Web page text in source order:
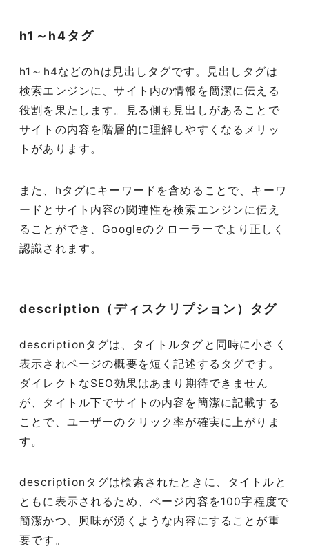
h1～h4タグ
h1～h4などのhは見出しタグです。見出しタグは
検索エンジンに、サイト内の情報を簡潔に伝える
役割を果たします。見る側も見出しがあることで
サイトの内容を階層的に理解しやすくなるメリッ
トがあります。
また、hタグにキーワードを含めることで、キーワ
ードとサイト内容の関連性を検索エンジンに伝え
ることができ、Googleのクローラーでより正しく
認識されます。
description（ディスクリプション）タグ
descriptionタグは、タイトルタグと同時に小さく
表示されページの概要を短く記述するタグです。
ダイレクトなSEO効果はあまり期待できません
が、タイトル下でサイトの内容を簡潔に記載する
ことで、ユーザーのクリック率が確実に上がりま
す。
descriptionタグは検索されたときに、タイトルと
ともに表示されるため、ページ内容を100字程度で
簡潔かつ、興味が湧くような内容にすることが重
要です。